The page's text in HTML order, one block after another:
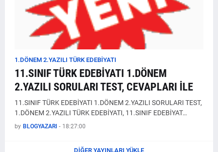
1.DÖNEM 2.YAZILI TÜRK EDEBİYATI
11.SINIF TÜRK EDEBİYATI 1.DÖNEM
2.YAZILI SORULARI TEST, CEVAPLARI İLE
11.SINIF TÜRK EDEBİYATI 1.DÖNEM 2.YAZILI SORULARI TEST,
1.DÖNEM 2.YAZILI TÜRK EDEBİYATI, 11.SINIF EDEBİYAT…
by BLOGYAZARI - 18:27:00
DIĞER YAYINLARI YÜKLE